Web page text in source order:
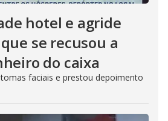
hotel e agride
se recusou a
do caixa
faciais e prestou depoimento